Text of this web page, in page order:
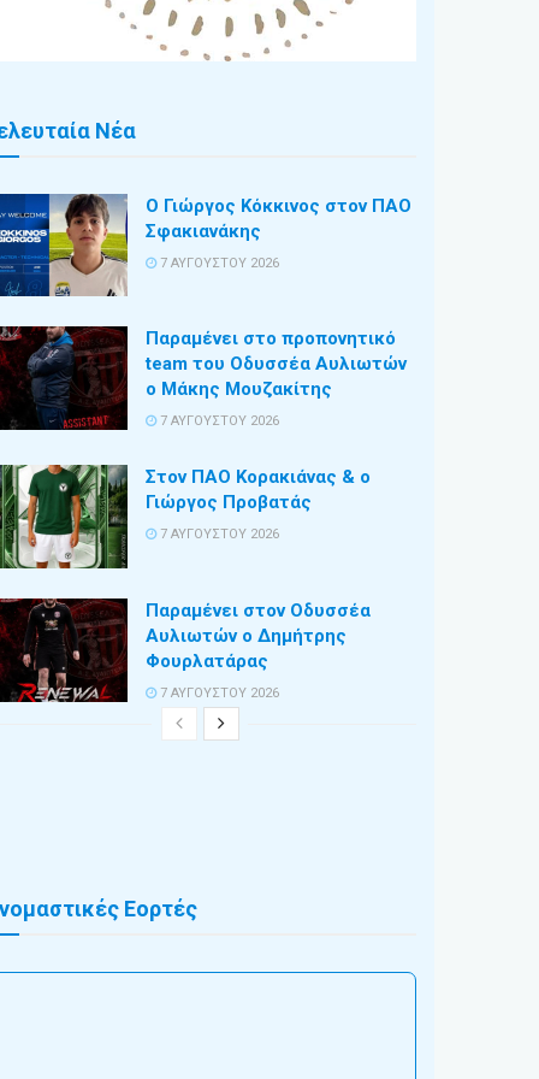
Νέα
Ο Γιώργος Κόκκινος στον ΠΑΟ
Σφακιανάκης
7 ΑΥΓΟΎΣΤΟΥ 2026
Παραμένει στο προπονητικό
team του Οδυσσέα Αυλιωτών
ο Μάκης Μουζακίτης
7 ΑΥΓΟΎΣΤΟΥ 2026
Στον ΠΑΟ Κορακιάνας & ο
Γιώργος Προβατάς
7 ΑΥΓΟΎΣΤΟΥ 2026
Παραμένει στον Οδυσσέα
Αυλιωτών ο Δημήτρης
Φουρλατάρας
7 ΑΥΓΟΎΣΤΟΥ 2026
Εορτές